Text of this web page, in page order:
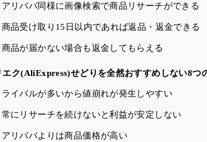
アリババ同様に画像検索で商品リサーチができる
商品受け取り15日以内であれば返品・返金できる
商品が届かない場合も返金してもらえる
エク(AliExpress)せどりを全然おすすめしない8つ
ライバルが多いから値崩れが発生しやすい
常にリサーチを続けないと利益が安定しない
アリババよりは商品価格が高い